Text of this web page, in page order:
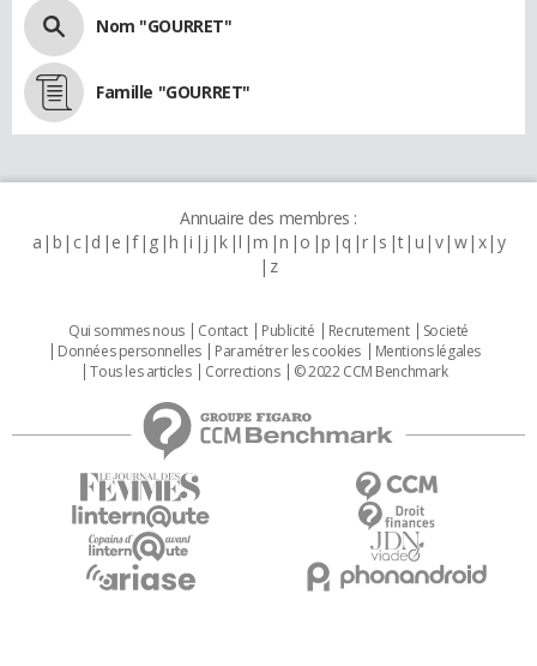
Nom "GOURRET"
Famille "GOURRET"
Annuaire des membres :
a b c d e f g h i j k l m n o p q r s t u v w x y
z
Qui sommes nous Contact Publicité Recrutement
Societé
Données personnelles
Paramétrer les cookies
Mentions légales
Tous les articles
Corrections © 2022 CCM Benchmark